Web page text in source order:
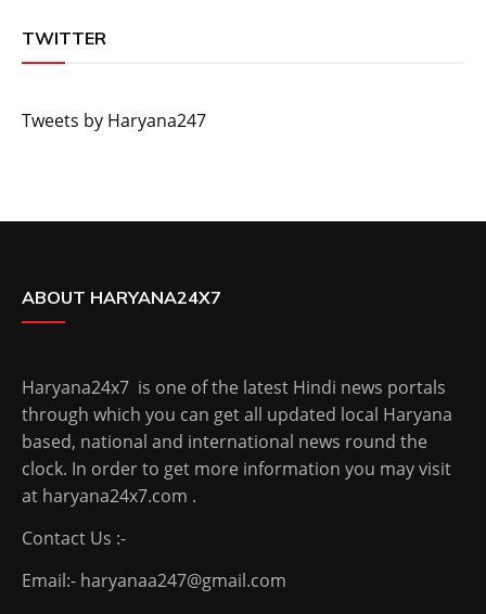
TWITTER
Tweets by Haryana247
ABOUT HARYANA24X7
Haryana24x7 is one of the latest Hindi news portals
through which you can get all updated local Haryana
based, national and international news round the
clock. In order to get more information you may visit
at haryana24x7.com .
Contact Us :-
Email:- haryanaa247@gmail.com